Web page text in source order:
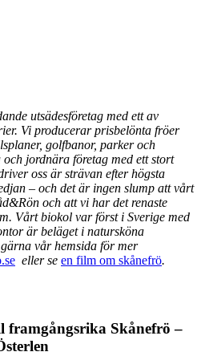
utsädesföretag med ett av
Vi producerar prisbelönta fröer
golfbanor, parker och
jordnära företag med ett stort
oss är strävan efter högsta
– och det är ingen slump att vårt
och att vi har det renaste
Vårt biokol var först i Sverige med
är beläget i natursköna
vår hemsida för mer
eller se en film om skånefrö.
framgångsrika Skånefrö –